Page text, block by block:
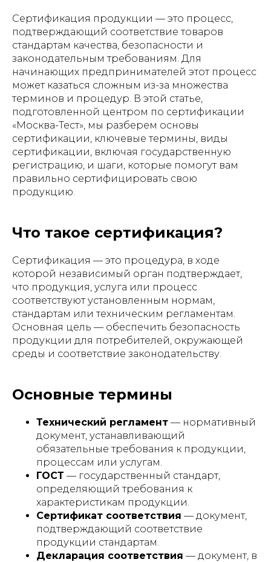
Сертификация продукции — это процесс,
подтверждающий соответствие товаров
стандартам качества, безопасности и
законодательным требованиям. Для
начинающих предпринимателей этот процесс
может казаться сложным из-за множества
терминов и процедур. В этой статье,
подготовленной центром по сертификации
«Москва-Тест», мы разберем основы
сертификации, ключевые термины, виды
сертификации, включая государственную
регистрацию, и шаги, которые помогут вам
правильно сертифицировать свою
продукцию.
Что такое сертификация?
Сертификация — это процедура, в ходе
которой независимый орган подтверждает,
что продукция, услуга или процесс
соответствуют установленным нормам,
стандартам или техническим регламентам.
Основная цель — обеспечить безопасность
продукции для потребителей, окружающей
среды и соответствие законодательству.
Основные термины
Технический регламент — нормативный
документ, устанавливающий
обязательные требования к продукции,
процессам или услугам.
ГОСТ — государственный стандарт,
определяющий требования к
характеристикам продукции.
Сертификат соответствия — документ,
подтверждающий соответствие
продукции стандартам.
Декларация соответствия — документ, в